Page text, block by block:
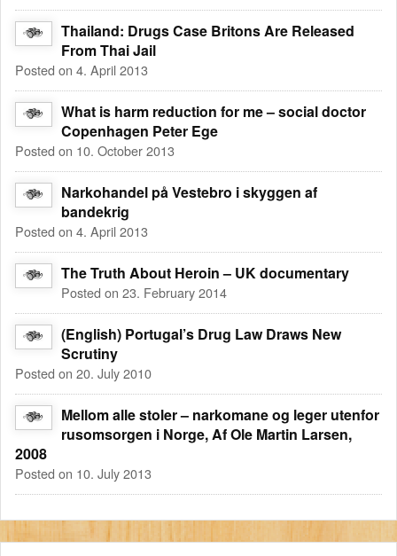
Thailand: Drugs Case Britons Are Released
From Thai Jail
Posted on 4. April 2013
What is harm reduction for me – social doctor
Copenhagen Peter Ege
Posted on 10. October 2013
Narkohandel på Vestebro i skyggen af
bandekrig
Posted on 4. April 2013
The Truth About Heroin – UK documentary
Posted on 23. February 2014
(English) Portugal’s Drug Law Draws New
Scrutiny
Posted on 20. July 2010
Mellom alle stoler – narkomane og leger utenfor
rusomsorgen i Norge, Af Ole Martin Larsen,
2008
Posted on 10. July 2013